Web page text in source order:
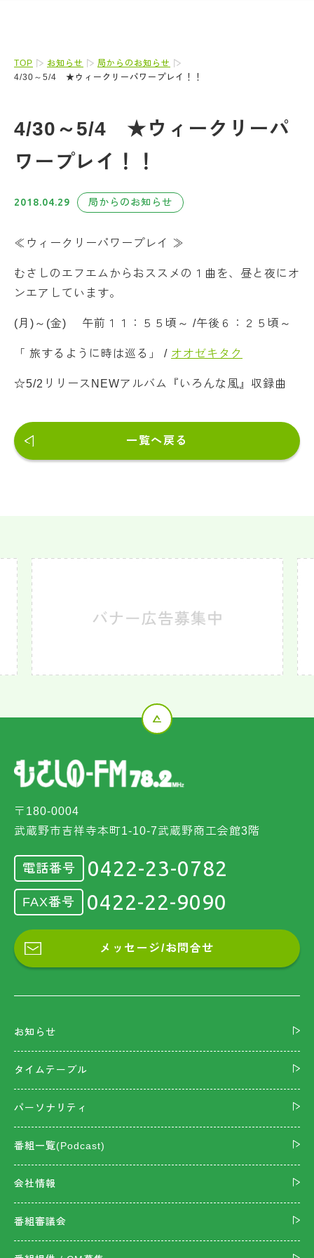
TOP お知らせ
局からのお知らせ
4/30～5/4 ★ウィークリーパワープレイ！！
4/30～5/4 ★ウィークリーパ
ワープレイ！！
2018.04.29 局からのお知らせ
≪ウィークリーパワープレイ ≫
むさしのエフエムからおススメの１曲を、昼と夜にオ
ンエアしています。
(月)～(金) 午前１１：５５頃～ /午後６：２５頃～
「 旅するように時は巡る」 / オオゼキタク
☆5/2リリースNEWアルバム『いろんな風』収録曲
一覧へ戻る
〒180-0004
武蔵野市吉祥寺本町1-10-7武蔵野商工会館3階
電話番号 0422-23-0782
FAX番号 0422-22-9090
メッセージ/お問合せ
お知らせ
タイムテーブル
パーソナリティ
番組一覧(Podcast)
会社情報
番組審議会